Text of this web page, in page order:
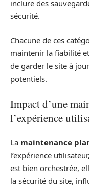
inclure des
sécurité.
Chacune de ces
maintenir la fiabilité
de garder le site à
potentiels.
Impact d’une
l’expérience
La maintenance
l’expérience
est bien orchestrée,
la sécurité du site,